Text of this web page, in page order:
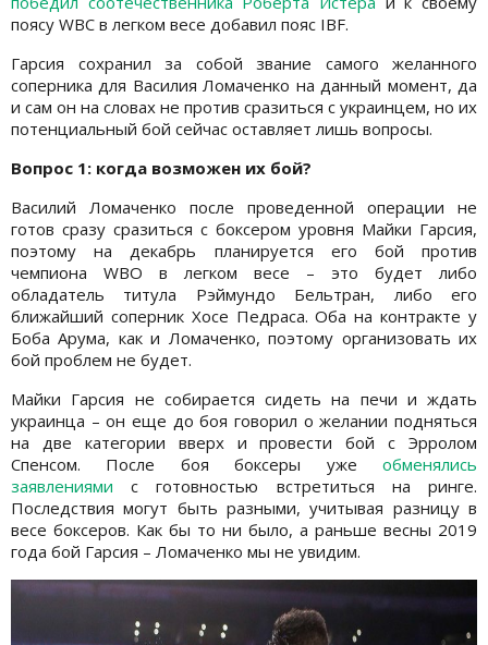
поясу WBC в легком весе добавил пояс IBF.
Гарсия сохранил за собой звание самого желанного
соперника для Василия Ломаченко на данный момент, да
и сам он на словах не против сразиться с украинцем, но их
потенциальный бой сейчас оставляет лишь вопросы.
Вопрос 1: когда возможен их бой?
Василий Ломаченко после проведенной операции не
готов сразу сразиться с боксером уровня Майки Гарсия,
поэтому на декабрь планируется его бой против
чемпиона WBO в легком весе – это будет либо
обладатель титула Рэймундо Бельтран, либо его
ближайший соперник Хосе Педраса. Оба на контракте у
Боба Арума, как и Ломаченко, поэтому организовать их
бой проблем не будет.
Майки Гарсия не собирается сидеть на печи и ждать
украинца – он еще до боя говорил о желании подняться
на две категории вверх и провести бой с Эрролом
Спенсом. После боя боксеры уже обменялись
заявлениями с готовностью встретиться на ринге.
Последствия могут быть разными, учитывая разницу в
весе боксеров. Как бы то ни было, а раньше весны 2019
года бой Гарсия – Ломаченко мы не увидим.